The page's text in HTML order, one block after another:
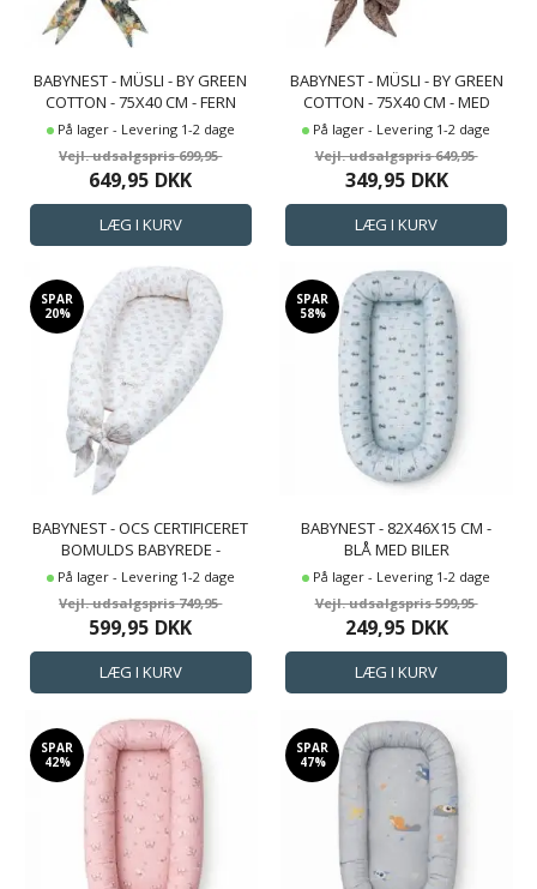
BABYNEST - MÜSLI - BY GREEN
COTTON - 75X40 CM - FERN
BUTTERCREAM - BLOMSTER
På lager - Levering 1-2 dage
699,95
649,95 DKK
BABYNEST - MÜSLI - BY GREEN
COTTON - 75X40 CM - MED
GIRAFFER
På lager - Levering 1-2 dage
649,95
349,95 DKK
SPAR
20%
BABYNEST - OCS CERTIFICERET
BOMULDS BABYREDE -
BALSAM CREAM - MÜSLI BY
GREEN COTTON
På lager - Levering 1-2 dage
749,95
599,95 DKK
SPAR
58%
BABYNEST - 82X46X15 CM -
BLÅ MED BILER
På lager - Levering 1-2 dage
599,95
249,95 DKK
SPAR
42%
SPAR
47%